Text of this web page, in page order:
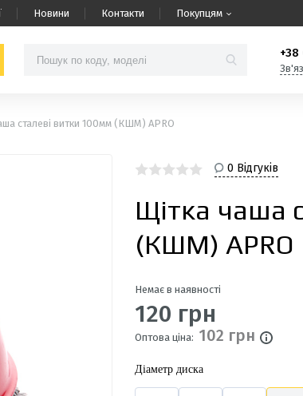
Новини Контакти Покупцям
+38
сталеві витки 100мм (КШМ) APRO
0 Відгуків
Щітка чаша
(КШМ) APRO
Немає в наявності
120 грн
Оптова ціна: 102 грн
Діаметр диска